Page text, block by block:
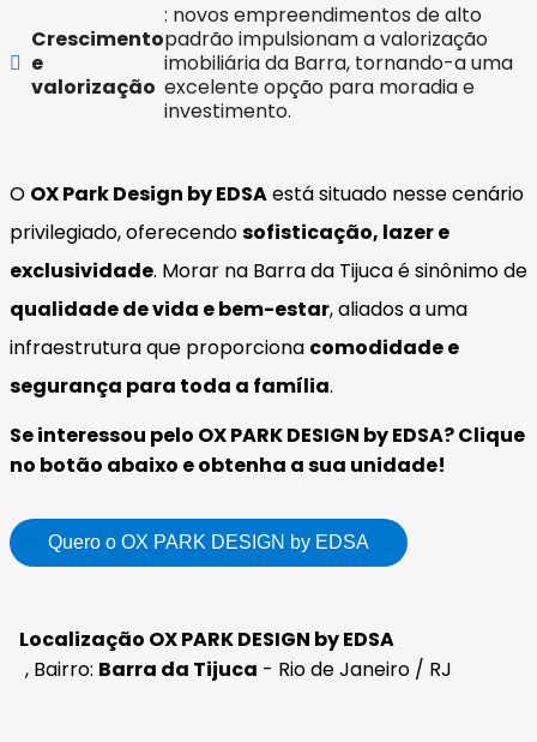
Crescimento
e
valorização
: novos empreendimentos de alto
padrão impulsionam a valorização
imobiliária da Barra, tornando-a uma
excelente opção para moradia e
investimento.
O OX Park Design by EDSAestá situado nesse cenário
privilegiado, oferecendosofisticação, lazer e
exclusividade. Morar na Barra da Tijuca é sinônimo de
qualidade de vida e bem-estar, aliados a uma
infraestrutura que proporciona comodidade e
segurança para toda a família.
Se interessou pelo OX PARK DESIGN by EDSA? Clique
no botão abaixo e obtenha a sua unidade!
Quero o OX PARK DESIGN by EDSA
Localização OX PARK DESIGN by EDSA
, Bairro: Barra da Tijuca - Rio de Janeiro / RJ